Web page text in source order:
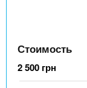
Стоимость
2 500 грн